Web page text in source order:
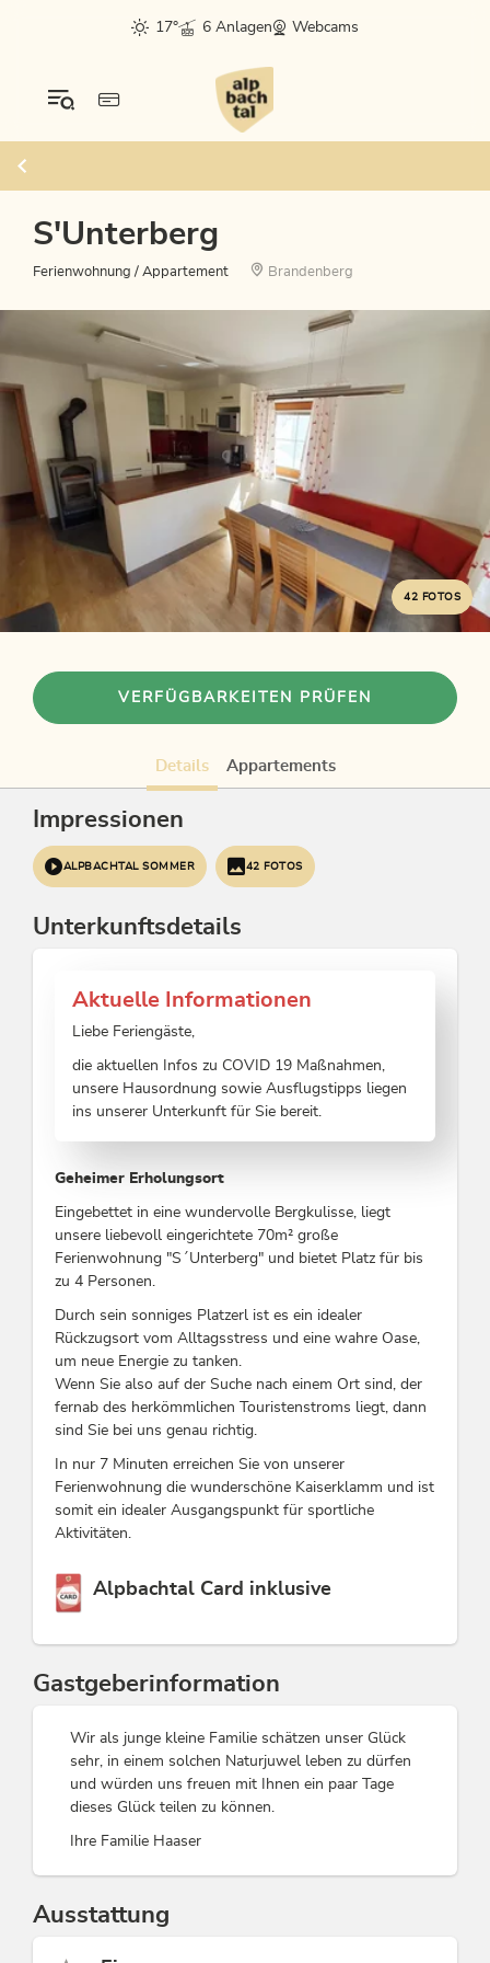
17° 6 Anlagen Webcams
S'Unterberg
Ferienwohnung / Appartement Brandenberg
42 FOTOS
VERFÜGBARKEITEN PRÜFEN
Details Appartements
Impressionen
ALPBACHTAL SOMMER 42 FOTOS
Unterkunftsdetails
Aktuelle Informationen
Liebe Feriengäste,
die aktuellen Infos zu COVID 19 Maßnahmen,
unsere Hausordnung sowie Ausflugstipps liegen
ins unserer Unterkunft für Sie bereit.
Geheimer Erholungsort
Eingebettet in eine wundervolle Bergkulisse, liegt
unsere liebevoll eingerichtete 70m² große
Ferienwohnung "S´Unterberg" und bietet Platz für bis
zu 4 Personen.
Durch sein sonniges Platzerl ist es ein idealer
Rückzugsort vom Alltagsstress und eine wahre Oase,
um neue Energie zu tanken.
Wenn Sie also auf der Suche nach einem Ort sind, der
fernab des herkömmlichen Touristenstroms liegt, dann
sind Sie bei uns genau richtig.
In nur 7 Minuten erreichen Sie von unserer
Ferienwohnung die wunderschöne Kaiserklamm und ist
somit ein idealer Ausgangspunkt für sportliche
Aktivitäten.
Diese Unterkunft ist Mitglied von
Alpbachtal Card inklusive
Gastgeberinformation
Wir als junge kleine Familie schätzen unser Glück
sehr, in einem solchen Naturjuwel leben zu dürfen
und würden uns freuen mit Ihnen ein paar Tage
dieses Glück teilen zu können.
Ihre Familie Haaser
Ausstattung